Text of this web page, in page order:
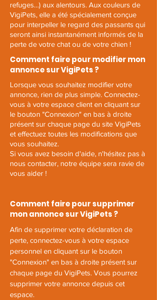
refuges…) aux alentours. Aux couleurs de
VigiPets, elle a été spécialement conçue
pour interpeller le regard des passants qui
seront ainsi instantanément informés de la
perte de votre chat ou de votre chien !
Comment faire pour modifier mon
annonce sur VigiPets ?
Lorsque vous souhaitez modifier votre
annonce, rien de plus simple. Connectez-
vous à votre espace client en cliquant sur
le bouton "Connexion" en bas à droite
présent sur chaque page du site VigiPets
et effectuez toutes les modifications que
vous souhaitez.
Si vous avez besoin d'aide, n'hésitez pas à
nous contacter, notre équipe sera ravie de
vous aider !
Comment faire pour supprimer
mon annonce sur VigiPets ?
Afin de supprimer votre déclaration de
perte, connectez-vous à votre espace
personnel en cliquant sur le bouton
"Connexion" en bas à droite présent sur
chaque page du VigiPets. Vous pourrez
supprimer votre annonce depuis cet
espace.